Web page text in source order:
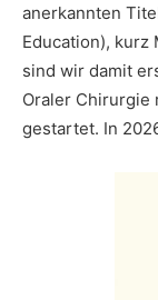
anerkannten
Education), kurz
sind wir damit
Oraler
gestartet. In